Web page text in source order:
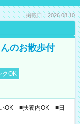
掲載日：2026.08.10
のお散歩付
クOK
OK ■扶養内OK ■日